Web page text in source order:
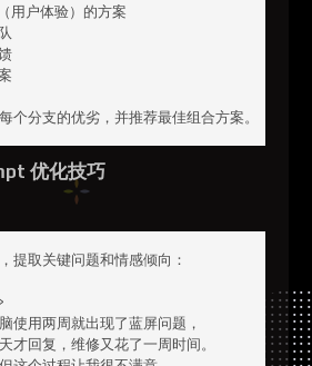
用户体验）的方案
个分支的优劣，并推荐最佳组合方案。
优化技巧
提取关键问题和情感倾向：
使用两周就出现了蓝屏问题，
才回复，维修又花了一周时间。